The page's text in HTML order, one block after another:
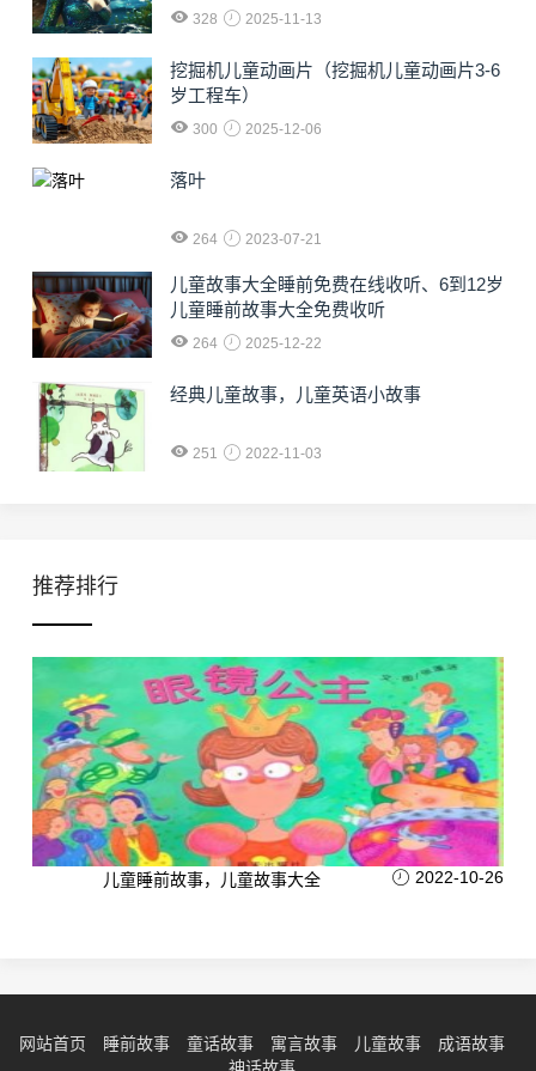
328 2025-11-13
挖掘机儿童动画片（挖掘机儿童动画片3-6
岁工程车）
300 2025-12-06
落叶
264 2023-07-21
儿童故事大全睡前免费在线收听、6到12岁
儿童睡前故事大全免费收听
264 2025-12-22
经典儿童故事，儿童英语小故事
251 2022-11-03
推荐排行
儿童睡前故事，儿童故事大全 2022-10-26
网站首页 睡前故事 童话故事 寓言故事 儿童故事
成语故事